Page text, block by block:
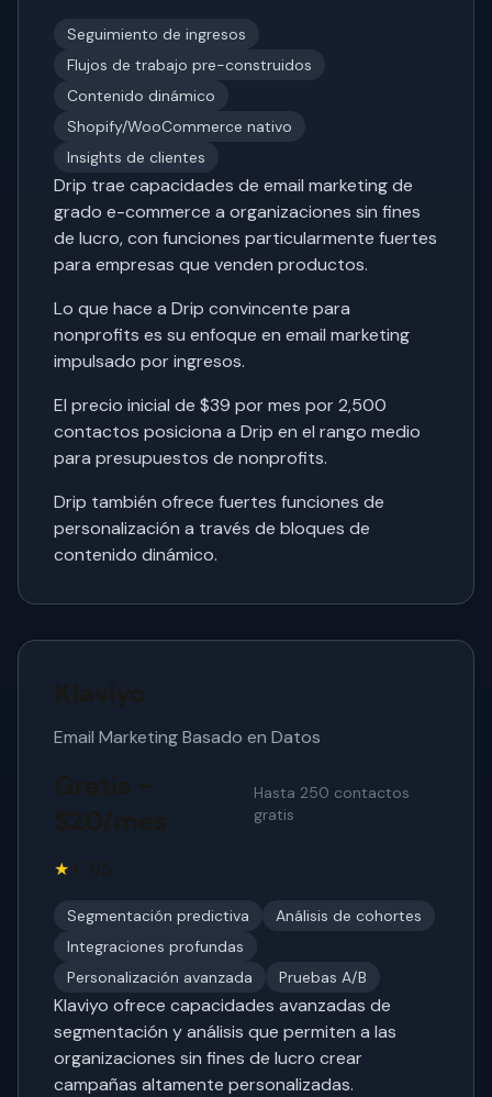
Seguimiento de ingresos
Flujos de trabajo pre-construidos
Contenido dinámico
Shopify/WooCommerce nativo
Insights de clientes
Drip trae capacidades de email marketing de
grado e-commerce a organizaciones sin fines
de lucro, con funciones particularmente fuertes
para empresas que venden productos.
Lo que hace a Drip convincente para
nonprofits es su enfoque en email marketing
impulsado por ingresos.
El precio inicial de $39 por mes por 2,500
contactos posiciona a Drip en el rango medio
para presupuestos de nonprofits.
Drip también ofrece fuertes funciones de
personalización a través de bloques de
contenido dinámico.
Klaviyo
Email Marketing Basado en Datos
Gratis -
$20/mes
Hasta 250 contactos
gratis
★ 4.7/5
Segmentación predictiva
Análisis de cohortes
Integraciones profundas
Personalización avanzada
Pruebas A/B
Klaviyo ofrece capacidades avanzadas de
segmentación y análisis que permiten a las
organizaciones sin fines de lucro crear
campañas altamente personalizadas.